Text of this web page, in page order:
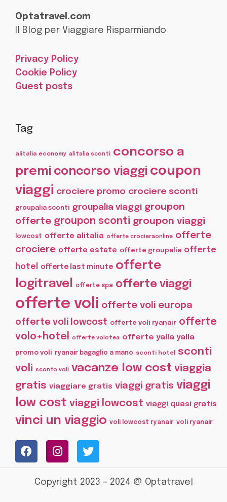
Optatravel.com
Il Blog per Viaggiare Risparmiando
Privacy Policy
Cookie Policy
Guest posts
Tag
alitalia economy alitalia sconti concorso a
premi concorso viaggi coupon
viaggi crociere promo crociere sconti
groupalia sconti groupalia viaggi groupon
offerte groupon sconti groupon viaggi
lowcost offerte alitalia offerte crocieraonline offerte
crociere offerte estate offerte groupalia offerte
hotel
offerte last minute offerte
logitravel offerte spa offerte viaggi
offerte voli offerte voli europa
offerte voli lowcost offerte voli ryanair offerte
volo+hotel offerte volotea offerte yalla yalla
promo voli ryanair bagaglio a mano sconti hotel
sconti
voli
sconto voli vacanze low cost viaggia
gratis viaggiare gratis viaggi gratis viaggi
low cost viaggi lowcost viaggi quasi gratis
vinci un viaggio voli lowcost ryanair voli ryanair
Copyright 2023 – 2024 @ Optatravel